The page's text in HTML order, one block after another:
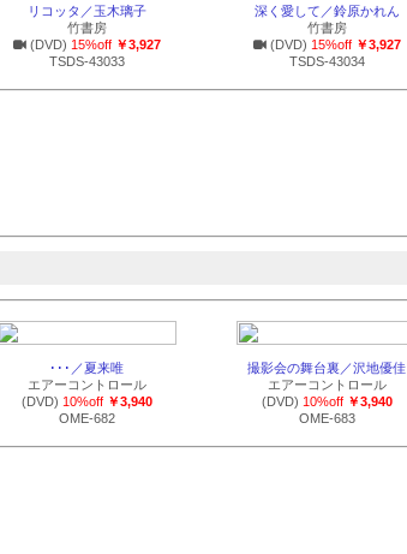
リコッタ／玉木璃子
竹書房
(DVD) 15%off ￥3,927
TSDS-43033
深く愛して／鈴原かれん
竹書房
(DVD) 15%off ￥3,927
TSDS-43034
･･･／夏来唯
エアーコントロール
(DVD) 10%off ￥3,940
OME-682
撮影会の舞台裏／沢地優佳
エアーコントロール
(DVD) 10%off ￥3,940
OME-683